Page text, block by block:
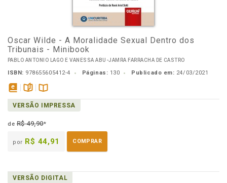
Oscar Wilde - A Moralidade Sexual Dentro dos
Tribunais - Minibook
PABLO ANTONIO LAGO E VANESSA ABU-JAMRA FARRACHA DE CASTRO
ISBN: 978655605412-4 Páginas: 130 Publicado em: 24/03/2021
disponível
em
páginasDisponível
na
VERSÃO IMPRESSA
deR$ 49,90*
por R$ 44,91 COMPRAR
VERSÃO DIGITAL